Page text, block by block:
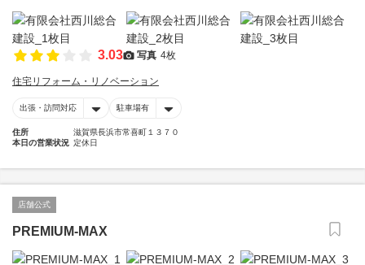
3.03 写真 4枚
住宅リフォーム・リノベーション
出張・訪問対応 駐車場有
住所
滋賀県長浜市常喜町１３７０
本日の営業状況 定休日
店舗公式
PREMIUM-MAX